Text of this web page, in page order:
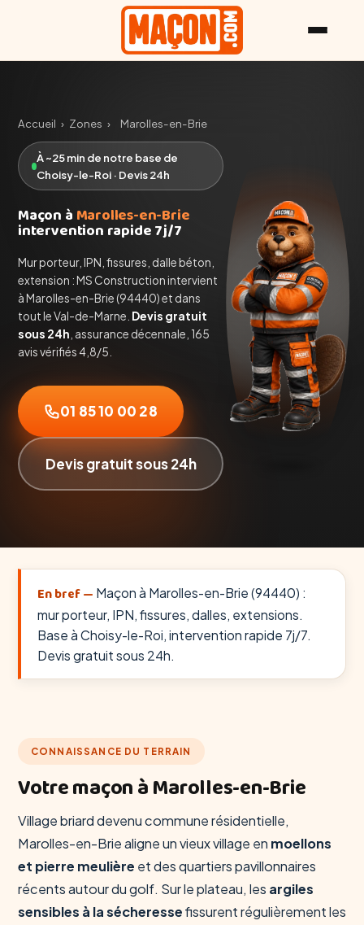
Accueil › Zones › Marolles-en-Brie
À ~25 min de notre base de
Choisy-le-Roi · Devis 24h
Maçon à Marolles-en-Brie
intervention rapide 7j/7
Mur porteur, IPN, fissures, dalle béton,
extension : MS Construction intervient
à Marolles-en-Brie (94440) et dans
tout le Val-de-Marne. Devis gratuit
sous 24h , assurance décennale, 165
avis vérifiés 4,8/5.
01 85 10 00 28
Devis gratuit sous 24h
En bref — Maçon à Marolles-en-Brie (94440) :
mur porteur, IPN, fissures, dalles, extensions.
Base à Choisy-le-Roi, intervention rapide 7j/7.
Devis gratuit sous 24h.
CONNAISSANCE DU TERRAIN
Votre maçon à Marolles-en-Brie
Village briard devenu commune résidentielle,
Marolles-en-Brie aligne un vieux village en moellons
et pierre meulière et des quartiers pavillonnaires
récents autour du golf. Sur le plateau, les argiles
sensibles à la sécheressefissurent régulièrement les